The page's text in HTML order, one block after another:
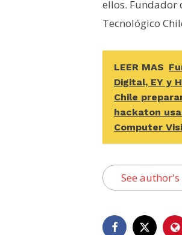
ellos. Fundador
Tecnológico
LEER MAS
Digital, EY y
Chile
hackaton
Computer
See